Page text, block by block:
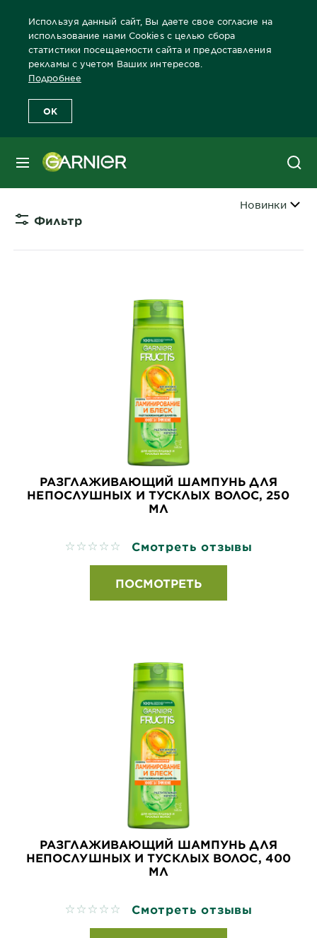
Используя данный сайт, Вы даете свое согласие на
использование нами Cookies с целью сбора
статистики посещаемости сайта и предоставления
рекламы с учетом Ваших интересов.
Подробнее
OK
МЕНЮ
Главная Волосы
Средства для восстановления
Фильтр
Сортировать
Новинки
РАЗГЛАЖИВАЮЩИЙ ШАМПУНЬ ДЛЯ
НЕПОСЛУШНЫХ И ТУСКЛЫХ ВОЛОС, 250
МЛ
No reviews Смотреть отзывы
ПОСМОТРЕТЬ
РАЗГЛАЖИВАЮЩИЙ ШАМПУНЬ ДЛЯ
НЕПОСЛУШНЫХ И ТУСКЛЫХ ВОЛОС, 400
МЛ
No reviews Смотреть отзывы